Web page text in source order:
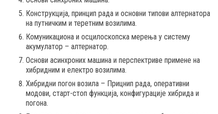
Конструкција, принцип рада и основни типови алтернатора
на путничким и теретним возилима.
Комуникациона и осцилоскопска мерења у систему
акумулатор – алтернатор.
Основи асинхроних машина и перспектриве примене на
хибридним и електро возилима.
Хибридни погон возила – Прицнип рада, оперативни
модови, старт-стоп функција, конфигурације хибрида и
погона.